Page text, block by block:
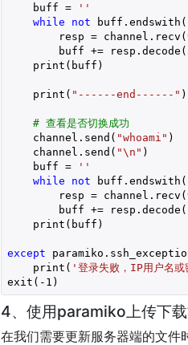
    buff =
''
while
not buff.endswith(
        resp = channel.recv(
        buff += resp.decode(
    print(buff)
    print(
"------end------" )
# 查看是否切换成功
    channel.send(
"whoami" )
    channel.send(
"\n" )
    buff =
''
while
not buff.endswith(
        resp = channel.recv(
        buff += resp.decode(
    print(buff)
except
    print(
'登录失败，IP用户名或
exit( -1 )
4、使用paramiko上传下
在我们需要更新服务器端的文件